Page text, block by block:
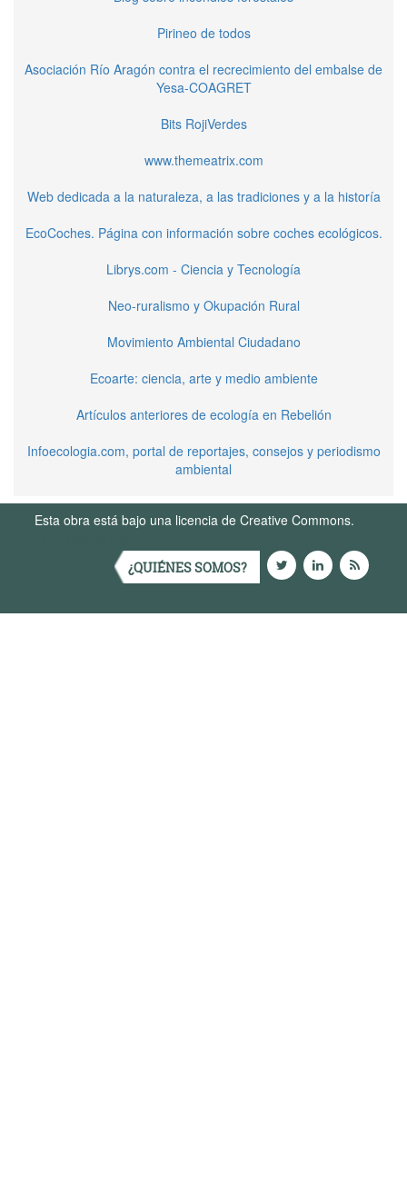
Pirineo de todos
Asociación Río Aragón contra el recrecimiento del embalse de
Yesa-COAGRET
Bits RojiVerdes
www.themeatrix.com
Web dedicada a la naturaleza, a las tradiciones y a la historía
EcoCoches. Página con información sobre coches ecológicos.
Librys.com - Ciencia y Tecnología
Neo-ruralismo y Okupación Rural
Movimiento Ambiental Ciudadano
Ecoarte: ciencia, arte y medio ambiente
Artículos anteriores de ecología en Rebelión
Infoecologia.com, portal de reportajes, consejos y periodismo
ambiental
Esta obra está bajo una licencia de Creative Commons.
¿QUIÉNES SOMOS?